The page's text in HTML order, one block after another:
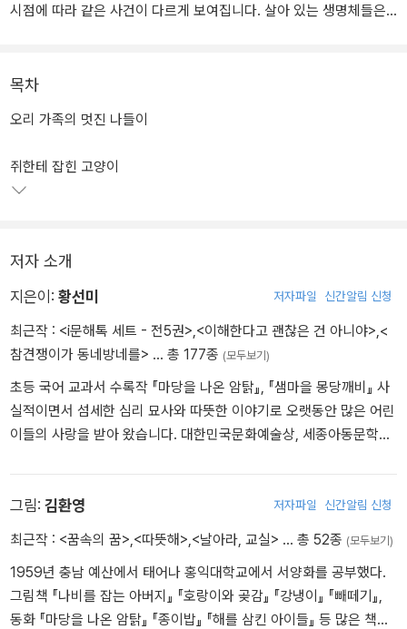
시점에 따라 같은 사건이 다르게 보여집니다. 살아 있는 생명체들은
살고 있는 것이지요. 과수원은 사람들이나 동물들이나 살아가는 터전
터에 학교가 세워진다는 불행한 소식이 전해지고 살던 곳을 떠나야
령하라는 여러 동물들의 명령이 떨어집니다.
먹을 것이 풍부하고, 흙과 공기가 있는 곳. 마지막으로 황선미 씨가 우
목차
오리 가족의 멋진 나들이
쥐한테 잡힌 고양이
저자 소개
지은이: 황선미 저자파일 신간알림 신청
최근작 : <i문해톡 세트 - 전5권> <이해한다고 괜찮은 건 아니야> <
참견쟁이가 동네방네를> … 총 177종 (모두보기)
초등 국어 교과서 수록작 『마당을 나온 암탉』, 『샘마을 몽당깨비』 사
실적이면서 섬세한 심리 묘사와 따뜻한 이야기로 오랫동안 많은 어린
이들의 사랑을 받아 왔습니다. 대한민국문화예술상, 세종아동문학상,
몽당깨비』를 비롯해 『나쁜 어린이 표』, 『푸른 개 장발』, 『백년학교』
그림: 김환영 저자파일 신간알림 신청
최근작 : <꿈속의 꿈> <따뜻해> <날아라, 교실> … 총 52종 (모두보기)
1959년 충남 예산에서 태어나 홍익대학교에서 서양화를 공부했다.
그림책 『나비를 잡는 아버지』 『호랑이와 곶감』 『강냉이』 『빼떼기』,
동화 『마당을 나온 암탉』 『종이밥』 『해를 삼킨 아이들』 등 많은 책에